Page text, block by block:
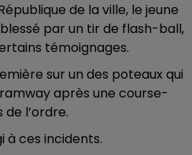
de la ville, le jeune
par un tir de flash-ball,
témoignages.
sur un des poteaux qui
après une course-
l’ordre.
à ces incidents.